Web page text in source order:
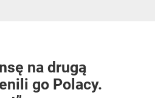
na drugą
go Polacy.